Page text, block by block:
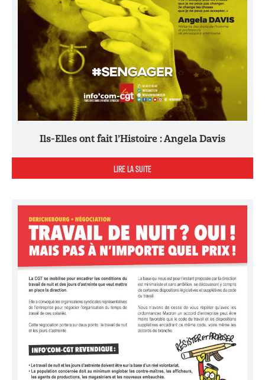
Ils-Elles ont fait l’Histoire : Angela Davis
LIRE LA SUITE